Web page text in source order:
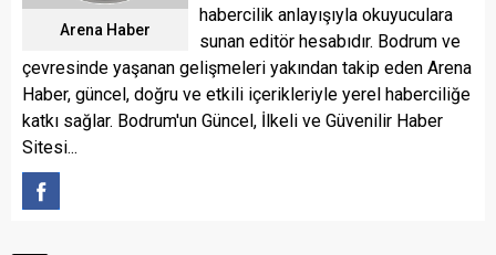
Arena Haber
habercilik anlayışıyla okuyuculara
sunan editör hesabıdır. Bodrum ve
çevresinde yaşanan gelişmeleri yakından takip eden Arena
Haber, güncel, doğru ve etkili içerikleriyle yerel haberciliğe
katkı sağlar. Bodrum'un Güncel, İlkeli ve Güvenilir Haber
Sitesi...